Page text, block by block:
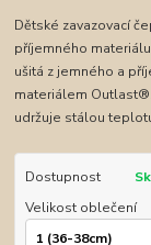
Dětské zavazovací
příjemného
ušitá z jemného a
materiálem
udržuje stálou
Dostupnost
Velikost oblečení